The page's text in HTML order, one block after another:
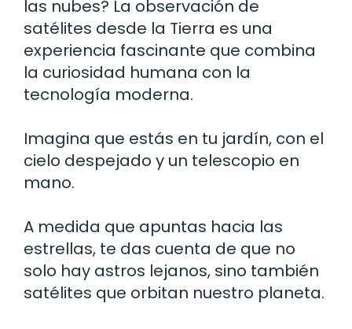
las nubes? La observación de
satélites desde la Tierra es una
experiencia fascinante que combina
la curiosidad humana con la
tecnología moderna.
Imagina que estás en tu jardín, con el
cielo despejado y un telescopio en
mano.
A medida que apuntas hacia las
estrellas, te das cuenta de que no
solo hay astros lejanos, sino también
satélites que orbitan nuestro planeta.